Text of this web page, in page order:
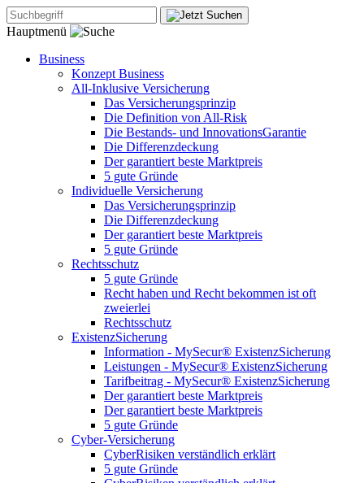
Hauptmenü
Business
Konzept Business
All-Inklusive Versicherung
Das Versicherungsprinzip
Die Definition von All-Risk
Die Bestands- und InnovationsGarantie
Die Differenzdeckung
Der garantiert beste Marktpreis
5 gute Gründe
Individuelle Versicherung
Das Versicherungsprinzip
Die Differenzdeckung
Der garantiert beste Marktpreis
5 gute Gründe
Rechtsschutz
5 gute Gründe
Recht haben und Recht bekommen ist oft
zweierlei
Rechtsschutz
ExistenzSicherung
Information - MySecur® ExistenzSicherung
Leistungen - MySecur® ExistenzSicherung
Tarifbeitrag - MySecur® ExistenzSicherung
Der garantiert beste Marktpreis
Der garantiert beste Marktpreis
5 gute Gründe
Cyber-Versicherung
CyberRisiken verständlich erklärt
5 gute Gründe